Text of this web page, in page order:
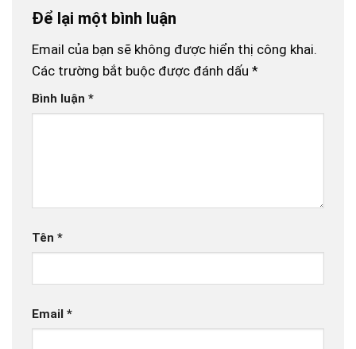
Để lại một bình luận
Email của bạn sẽ không được hiển thị công khai.
Các trường bắt buộc được đánh dấu *
Bình luận *
Tên *
Email *